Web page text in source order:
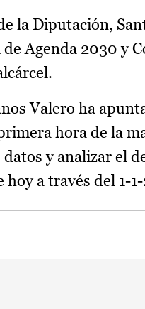
la Diputación,
Agenda 2030 y
Valero ha
hora de la
y analizar el
a través del 1-